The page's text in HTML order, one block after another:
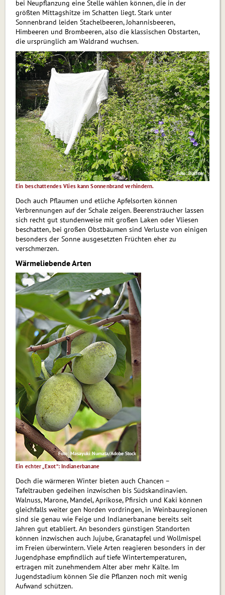
bei Neupflanzung eine Stelle wählen können, die in der
größten Mittagshitze im Schatten liegt. Stark unter
Sonnenbrand leiden Stachelbeeren, Johannisbeeren,
Himbeeren und Brombeeren, also die klassischen Obstarten,
die ursprünglich am Waldrand wuchsen.
Foto: Buchter
Ein beschattendes Vlies kann Sonnenbrand verhindern.
Doch auch Pflaumen und etliche Apfelsorten können
Verbrennungen auf der Schale zeigen. Beerensträucher lassen
sich recht gut stundenweise mit großen Laken oder Vliesen
beschatten, bei großen Obstbäumen sind Verluste von einigen
besonders der Sonne ausgesetzten Früchten eher zu
verschmerzen.
Wärmeliebende Arten
Foto: Masayuki Numata/Adobe Stock
Ein echter „Exot“: Indianerbanane
Doch die wärmeren Winter bieten auch Chancen –
Tafeltrauben gedeihen inzwischen bis Südskandinavien.
Walnuss, Marone, Mandel, Aprikose, Pfirsich und Kaki können
gleichfalls weiter gen Norden vordringen, in Weinbauregionen
sind sie genau wie Feige und Indianerbanane bereits seit
Jahren gut etabliert. An besonders günstigen Standorten
können inzwischen auch Jujube, Granatapfel und Wollmispel
im Freien überwintern. Viele Arten reagieren besonders in der
Jugendphase empfindlich auf tiefe Wintertemperaturen,
ertragen mit zunehmendem Alter aber mehr Kälte. Im
Jugendstadium können Sie die Pflanzen noch mit wenig
Aufwand schützen.